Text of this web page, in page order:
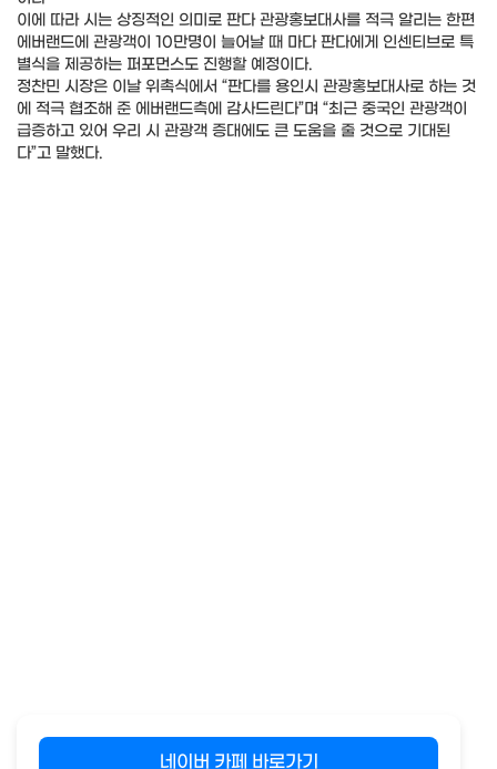
이에 따라 시는 상징적인 의미로 판다 관광홍보대사를 적극 알리는 한편
에버랜드에 관광객이 10만명이 늘어날 때 마다 판다에게 인센티브로 특
별식을 제공하는 퍼포먼스도 진행할 예정이다.
정찬민 시장은 이날 위촉식에서 “판다를 용인시 관광홍보대사로 하는 것
에 적극 협조해 준 에버랜드측에 감사드린다”며 “최근 중국인 관광객이
급증하고 있어 우리 시 관광객 증대에도 큰 도움을 줄 것으로 기대된
다”고 말했다.
네이버 카페 바로가기